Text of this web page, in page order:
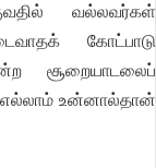
வல்லவர்கள்
கோட்பாடு
சூறையாடலைப்
உன்னால்தான்